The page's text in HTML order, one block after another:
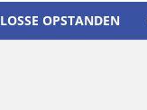
LOSSE OPSTANDEN